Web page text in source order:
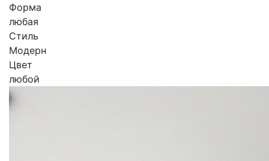
Форма
любая
Стиль
Модерн
Цвет
любой